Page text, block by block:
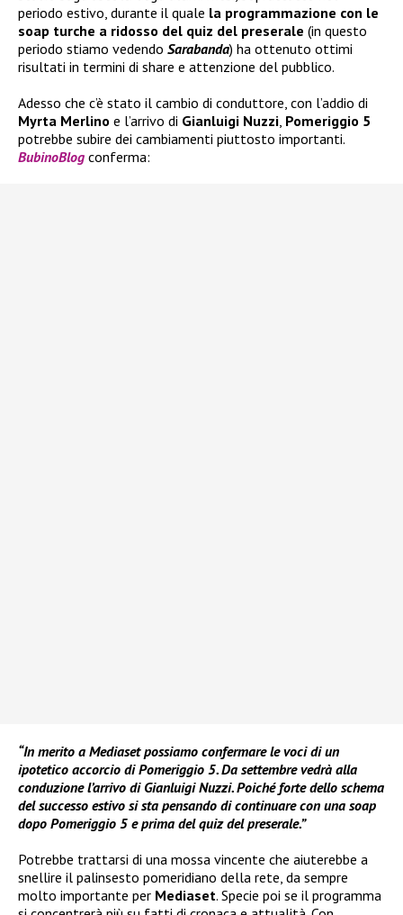
periodo estivo, durante il quale la programmazione con le
soap turche a ridosso del quiz del preserale (in questo
periodo stiamo vedendo Sarabanda) ha ottenuto ottimi
risultati in termini di share e attenzione del pubblico.
Adesso che c’è stato il cambio di conduttore, con l’addio di
Myrta Merlino e l’arrivo di Gianluigi Nuzzi Pomeriggio 5
potrebbe subire dei cambiamenti piuttosto importanti.
BubinoBlog conferma:
“In merito a Mediaset possiamo confermare le voci di un
ipotetico accorcio di Pomeriggio 5. Da settembre vedrà alla
conduzione l’arrivo di Gianluigi Nuzzi. Poiché forte dello schema
del successo estivo si sta pensando di continuare con una soap
dopo Pomeriggio 5 e prima del quiz del preserale.”
Potrebbe trattarsi di una mossa vincente che aiuterebbe a
snellire il palinsesto pomeridiano della rete, da sempre
molto importante per Mediaset. Specie poi se il programma